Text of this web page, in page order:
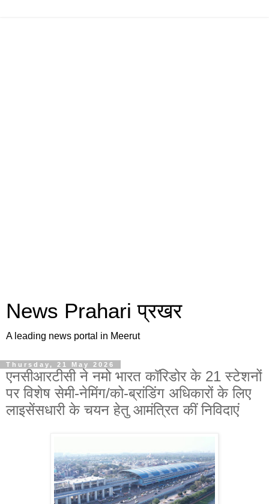
News Prahari प्रखर
A leading news portal in Meerut
Thursday, 21 May 2026
एनसीआरटीसी ने नमो भारत कॉरिडोर के 21 स्टेशनों
पर विशेष सेमी-नेमिंग/को-ब्रांडिंग अधिकारों के लिए
लाइसेंसधारी के चयन हेतु आमंत्रित कीं निविदाएं